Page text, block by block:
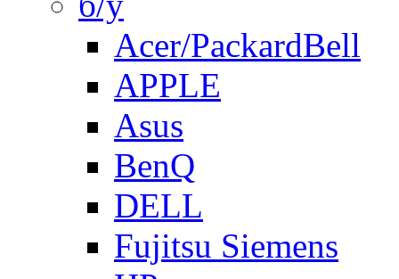
Acer/PackardBell
APPLE
Asus
BenQ
DELL
Fujitsu Siemens